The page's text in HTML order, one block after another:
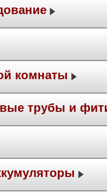
комнаты
трубы и